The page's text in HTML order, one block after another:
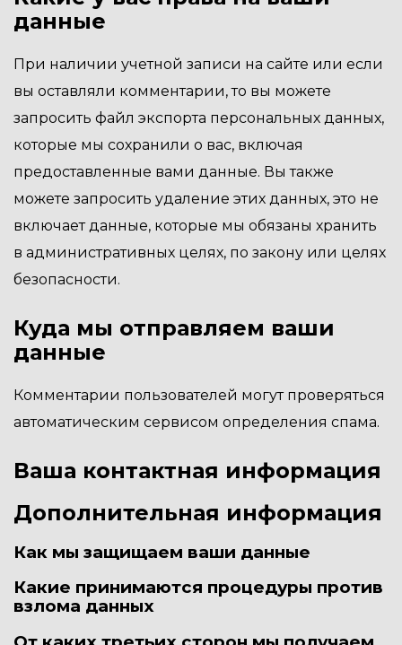
данные
При наличии учетной записи на сайте или если
вы оставляли комментарии, то вы можете
запросить файл экспорта персональных данных,
которые мы сохранили о вас, включая
предоставленные вами данные. Вы также
можете запросить удаление этих данных, это не
включает данные, которые мы обязаны хранить
в административных целях, по закону или целях
безопасности.
Куда мы отправляем ваши
данные
Комментарии пользователей могут проверяться
автоматическим сервисом определения спама.
Ваша контактная информация
Дополнительная информация
Как мы защищаем ваши данные
Какие принимаются процедуры против
взлома данных